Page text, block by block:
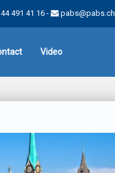
491 41 16- pabs@pabs.ch
Video